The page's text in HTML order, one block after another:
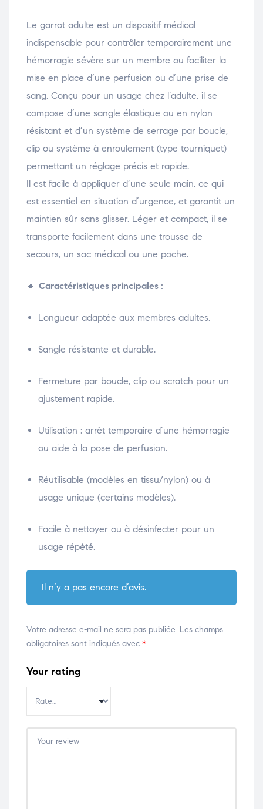
Le garrot adulte est un dispositif médical
indispensable pour contrôler temporairement une
hémorragie sévère sur un membre ou faciliter la
mise en place d’une perfusion ou d’une prise de
sang. Conçu pour un usage chez l’adulte, il se
compose d’une sangle élastique ou en nylon
résistant et d’un système de serrage par boucle,
clip ou système à enroulement (type tourniquet)
permettant un réglage précis et rapide.
Il est facile à appliquer d’une seule main, ce qui
est essentiel en situation d’urgence, et garantit un
maintien sûr sans glisser. Léger et compact, il se
transporte facilement dans une trousse de
secours, un sac médical ou une poche.
🔹 Caractéristiques principales :
Longueur adaptée aux membres adultes.
Sangle résistante et durable.
Fermeture par boucle, clip ou scratch pour un
ajustement rapide.
Utilisation : arrêt temporaire d’une hémorragie
ou aide à la pose de perfusion.
Réutilisable (modèles en tissu/nylon) ou à
usage unique (certains modèles).
Facile à nettoyer ou à désinfecter pour un
usage répété.
Il n’y a pas encore d’avis.
Votre adresse e-mail ne sera pas publiée. Les champs
obligatoires sont indiqués avec *
Your rating